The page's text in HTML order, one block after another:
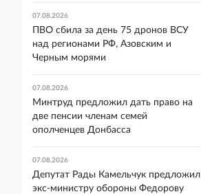
07.08.2026
ПВО сбила за день 75 дронов ВСУ
над регионами РФ, Азовским и
Черным морями
07.08.2026
Минтруд предложил дать право на
две пенсии членам семей
ополченцев Донбасса
07.08.2026
Депутат Рады Камельчук предложил
экс-министру обороны Федорову